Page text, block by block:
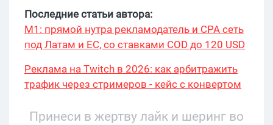
Последние статьи автора:
М1: прямой нутра рекламодатель и CPA сеть
под Латам и ЕС, со ставками COD до 120 USD
Реклама на Twitch в 2026: как арбитражить
трафик через стримеров - кейс с конвертом
Принеси в жертву лайк и шеринг во